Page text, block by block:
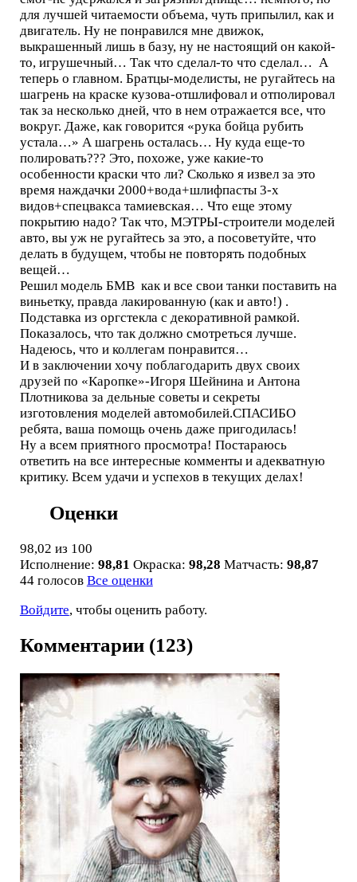
для лучшей читаемости объема, чуть припылил, как и
двигатель. Ну не понравился мне движок,
выкрашенный лишь в базу, ну не настоящий он какой-
то, игрушечный… Так что сделал-то что сделал… А
теперь о главном. Братцы-моделисты, не ругайтесь на
шагрень на краске кузова-отшлифовал и отполировал
так за несколько дней, что в нем отражается все, что
вокруг. Даже, как говорится «рука бойца рубить
устала…» А шагрень осталась… Ну куда еще-то
полировать??? Это, похоже, уже какие-то
особенности краски что ли? Сколько я извел за это
время наждачки 2000+вода+шлифпасты 3-х
видов+спецвакса тамиевская… Что еще этому
покрытию надо? Так что, МЭТРЫ-строители моделей
авто, вы уж не ругайтесь за это, а посоветуйте, что
делать в будущем, чтобы не повторять подобных
вещей…
Решил модель БМВ как и все свои танки поставить на
виньетку, правда лакированную (как и авто!) .
Подставка из оргстекла с декоративной рамкой.
Показалось, что так должно смотреться лучше.
Надеюсь, что и коллегам понравится…
И в заключении хочу поблагодарить двух своих
друзей по «Каропке»-Игоря Шейнина и Антона
Плотникова за дельные советы и секреты
изготовления моделей автомобилей.СПАСИБО
ребята, ваша помощь очень даже пригодилась!
Ну а всем приятного просмотра! Постараюсь
ответить на все интересные комменты и адекватную
критику. Всем удачи и успехов в текущих делах!
Оценки
98,02 из 100
Исполнение: 98,81 Окраска: 98,28 Матчасть: 98,87
44 голосов Все оценки
Войдите, чтобы оценить работу.
Комментарии (123)